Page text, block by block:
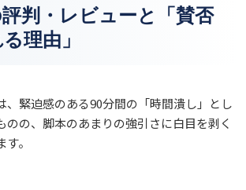
判・レビューと「賛否
理由」
、緊迫感のある90分間の「時間潰し」とし
のの、脚本のあまりの強引さに白目を剥く
。